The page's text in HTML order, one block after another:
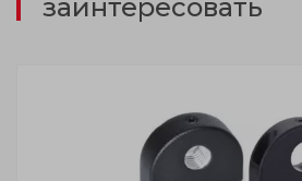
заинтересовать